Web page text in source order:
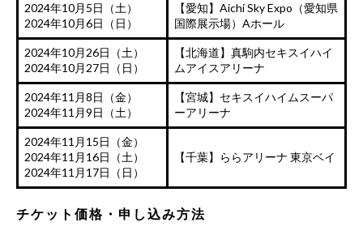
2024年10月5日（土）
2024年10月6日（日）
【愛知】Aichi Sky Expo（愛知県
国際展示場）Aホール
2024年10月26日（土）
2024年10月27日（日）
【北海道】真駒内セキスイハイ
ムアイスアリーナ
2024年11月8日（金）
2024年11月9日（土）
【宮城】セキスイハイムスーパ
ーアリーナ
2024年11月15日（金）
2024年11月16日（土）
2024年11月17日（日）
【千葉】ららアリーナ 東京ベイ
チケット価格・申し込み方法